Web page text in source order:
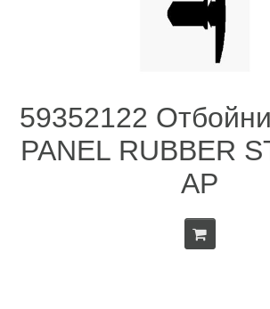
59352122
PANEL RUBBER
AP